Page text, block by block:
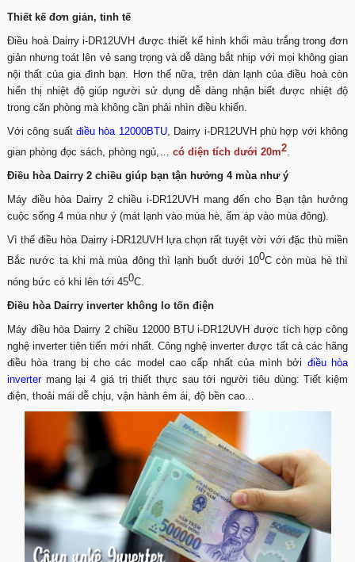
Thiết kế đơn giản, tinh tế
Điều hoà Dairry i-DR12UVH được thiết kế hình khối màu trắng trong đơn
giản nhưng toát lên vẻ sang trọng và dễ dàng bắt nhịp với mọi không gian
nội thất của gia đình bạn. Hơn thế nữa, trên dàn lạnh của điều hoà còn
hiển thị nhiệt độ giúp người sử dụng dễ dàng nhận biết được nhiệt độ
trong căn phòng mà không cần phải nhìn điều khiển.
Với công suấtđiều hòa 12000BTU, Dairry i-DR12UVH phù hợp với không
gian phòng đọc sách, phòng ngủ,… có diện tích dưới 20m2.
Điều hòa Dairry 2 chiều giúp bạn tận hưởng 4 mùa như ý
Máy điều hòa Dairry 2 chiều i-DR12UVH mang đến cho Bạn tận hưởng
cuộc sống 4 mùa như ý (mát lạnh vào mùa hè, ấm áp vào mùa đông).
Vì thế điều hòa Dairry i-DR12UVH lựa chọn rất tuyệt vời với đặc thù miền
Bắc nước ta khi mà mùa đông thì lạnh buốt dưới 100C còn mùa hè thì
nóng bức có khi lên tới 450C.
Điều hòa Dairry inverter không lo tốn điện
Máy điều hòa Dairry 2 chiều 12000 BTU i-DR12UVH được tích hợp công
nghệ inverter tiên tiến mới nhất. Công nghệ inverter được tất cả các hãng
điều hòa trang bị cho các model cao cấp nhất của mình bởi điều hòa
invertermang lại 4 giá trị thiết thực sau tới người tiêu dùng: Tiết kiệm
điện, thoải mái dễ chịu, vận hành êm ái, độ bền cao...